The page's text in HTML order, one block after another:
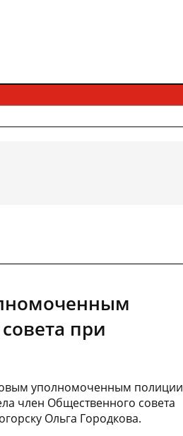
при
уполномоченным полиции
член Общественного совета
Ольга Городкова.